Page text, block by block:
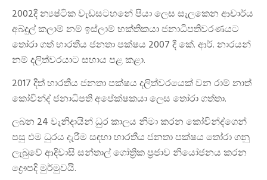
2002දී න්‍යෂ්ටික වැඩසටහනේ පියා ලෙස සැලකෙන ආචාර්ය
අබ්දුල් කලාම් නම් ඉස්ලාම් භක්තිකයා ජනාධිපතිවරණයට
තෝරා ගත් භාරතීය ජනතා පක්ෂය 2007 දී කේ. ආර්. නාරයන්
නම් දලිත්වරයාට සහාය පළ කළා.
2017 දීත් භාරතීය ජනතා පක්ෂය දලිත්වරයෙක් වන රාම් නාත්
කෝවින්ද් ජනාධිපති අපේක්ෂකයා ලෙස තෝරා ගත්තා.
ලබන 24 වැනිදායින් ධුර කාලය නිමා කරන කෝවින්ද්ගෙන්
පසු එම ධුරය දැරීම සඳහා භාරතීය ජනතා පක්ෂය තෝරා ගනු
ලැබුවේ ආදිවාසි සන්තාල් ගෝත්‍රික ප්‍රජාව නියෝජනය කරන
ද්‍රෞපදි මුර්මුවයි.